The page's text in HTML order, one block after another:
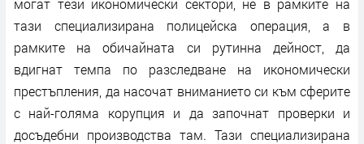
могат тези икономически сектори, не в рамките на
тази специализирана полицейска операция, а в
рамките на обичайната си рутинна дейност, да
вдигнат темпа по разследване на икономически
престъпления, да насочат вниманието си към сферите
с най-голяма корупция и да започнат проверки и
досъдебни производства там. Тази специализирана